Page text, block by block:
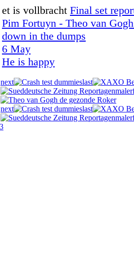
et is vollbracht Final set
Pim Fortuyn - Theo van
down in the dumps
6 May
He is happy
next
last
next
last